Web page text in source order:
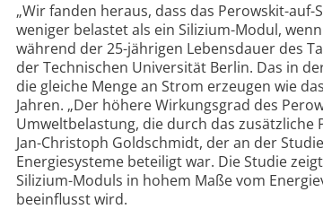
„Wir fanden heraus, dass das Perowskit-
weniger belastet als ein Silizium-Modul,
während der 25-jährigen Lebensdauer des
der Technischen Universität Berlin. Das in
die gleiche Menge an Strom erzeugen wie
Jahren. „Der höhere Wirkungsgrad des
Umweltbelastung, die durch das
Jan-Christoph Goldschmidt, der an der
Energiesysteme beteiligt war. Die Studie
Silizium-Moduls in hohem Maße vom
beeinflusst wird.